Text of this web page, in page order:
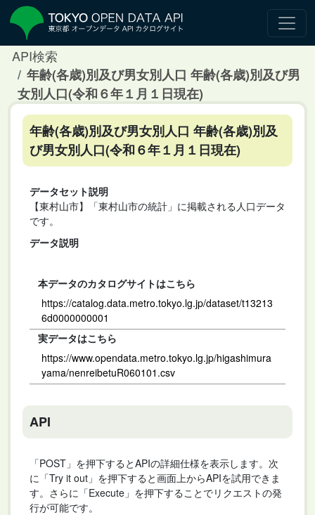
API検索
年齢(各歳)別及び男女別人口 年齢(各歳)別及び男
女別人口(令和６年１月１日現在)
年齢(各歳)別及び男女別人口 年齢(各歳)別及
び男女別人口(令和６年１月１日現在)
データセット説明
【東村山市】「東村山市の統計」に掲載される人口データ
です。
データ説明
本データのカタログサイトはこちら
https://catalog.data.metro.tokyo.lg.jp/dataset/t13213
6d0000000001
実データはこちら
https://www.opendata.metro.tokyo.lg.jp/higashimura
yama/nenreibetuR060101.csv
API
「POST」を押下するとAPIの詳細仕様を表示します。次
に「Try it out」を押下すると画面上からAPIを試用できま
す。さらに「Execute」を押下することでリクエストの発
行が可能です。